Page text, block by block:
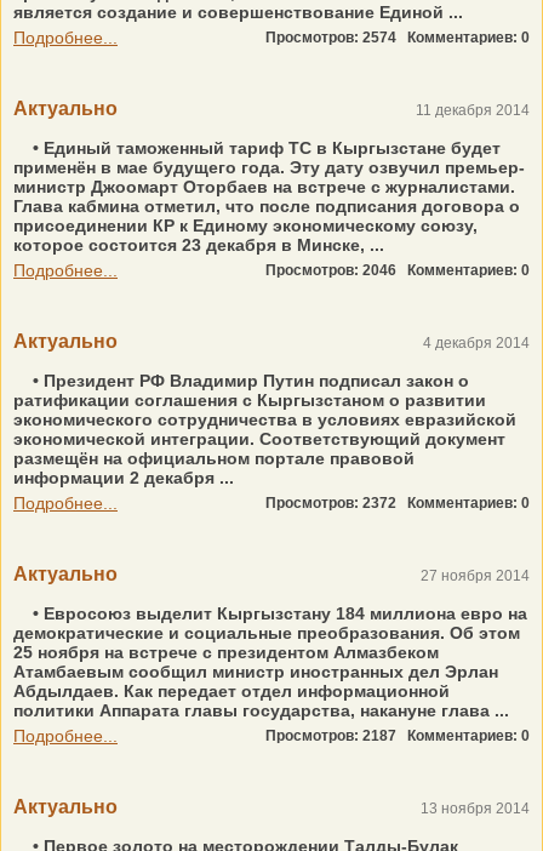
является создание и совершенствование Единой ...
Подробнее...
Просмотров: 2574 Комментариев: 0
Актуально 11 декабря 2014
• Единый таможенный тариф ТС в Кыргызстане будет
применён в мае будущего года. Эту дату озвучил премьер-
министр Джоомарт Отор­баев на встрече с журналистами.
Глава кабмина отметил, что после подписания договора о
присоединении КР к Единому экономическому союзу,
которое состоится 23 декабря в Минске, ...
Подробнее...
Просмотров: 2046 Комментариев: 0
Актуально 4 декабря 2014
• Президент РФ Владимир Путин подписал закон о
ратификации соглашения с Кыргызстаном о развитии
экономического сотрудничества в условиях евразийской
экономической интеграции. Соответствующий документ
размещён на официальном портале правовой
информации 2 декабря ...
Подробнее...
Просмотров: 2372 Комментариев: 0
Актуально 27 ноября 2014
• Евросоюз выделит Кыргызстану 184 миллиона евро на
демократические и социальные преобразования. Об этом
25 ноября на встрече с президентом Алмазбеком
Атамбаевым сообщил министр иностранных дел Эрлан
Абдылдаев. Как передает отдел информационной
политики Аппарата главы государства, накануне глава ...
Подробнее...
Просмотров: 2187 Комментариев: 0
Актуально 13 ноября 2014
• Первое золото на месторождении Талды-Булак